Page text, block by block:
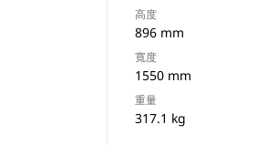
高度
896 mm
寬度
1550 mm
重量
317.1 kg